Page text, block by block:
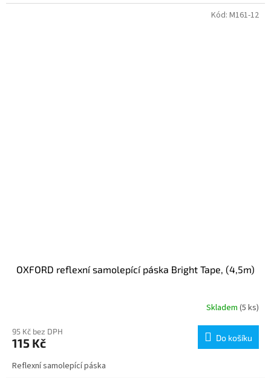
OXFORD reflexní samolepící páska Bright Tape, (4,5m)
Skladem (5 ks)
95 Kč bez DPH
115 Kč Do košíku
Reflexní samolepící páska
Kód: M161-12